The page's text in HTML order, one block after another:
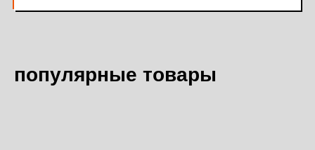
популярные товары